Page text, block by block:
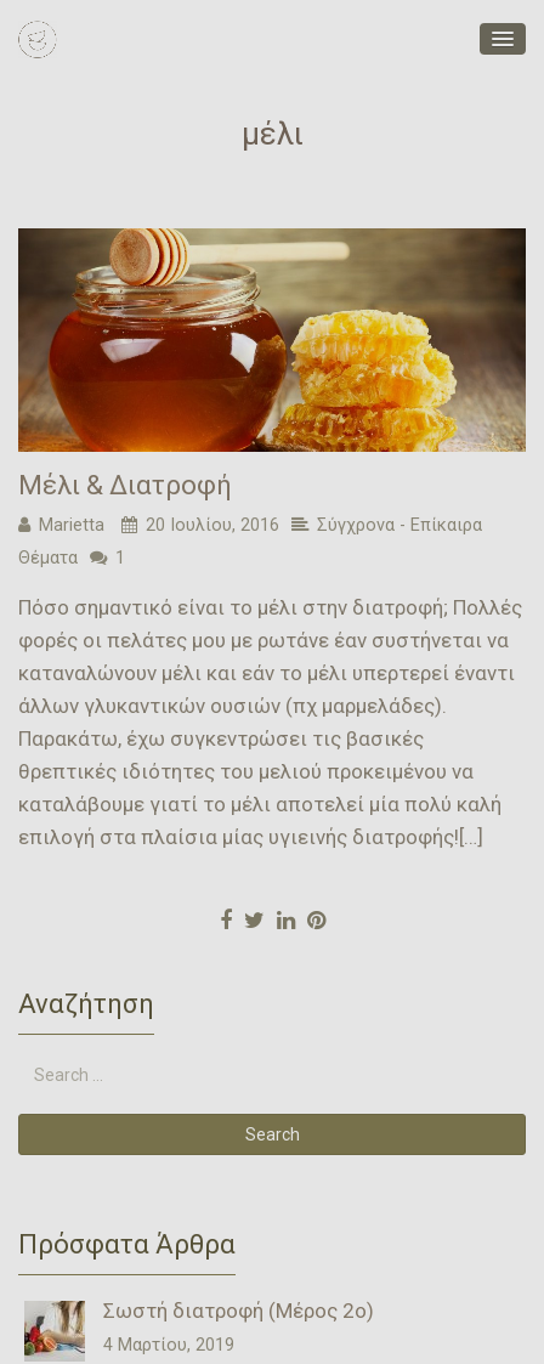
μέλι
Μέλι & Διατροφή
Marietta 20 Ιουλίου, 2016
Σύγχρονα - Επίκαιρα
Θέματα
1
Πόσο σημαντικό είναι το μέλι στην διατροφή; Πολλές
φορές οι πελάτες μου με ρωτάνε έαν συστήνεται να
καταναλώνουν μέλι και εάν το μέλι υπερτερεί έναντι
άλλων γλυκαντικών ουσιών (πχ μαρμελάδες).
Παρακάτω, έχω συγκεντρώσει τις βασικές
θρεπτικές ιδιότητες του μελιού προκειμένου να
καταλάβουμε γιατί το μέλι αποτελεί μία πολύ καλή
επιλογή στα πλαίσια μίας υγιεινής διατροφής![…]
Αναζήτηση
Πρόσφατα Άρθρα
Σωστή διατροφή (Μέρος 2ο)
4 Μαρτίου, 2019